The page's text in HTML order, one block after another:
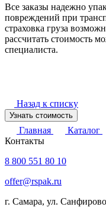
Все заказы надежно
повреждений при
страховка груза
рассчитать стоимость
специалиста.
Назад к списку
Узнать стоимость
Главная Каталог
Контакты
8 800 551 80 10
offer@rspak.ru
г. Самара, ул.